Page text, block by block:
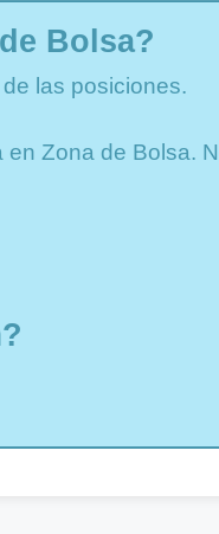
Bolsa?
las posiciones.
Zona de Bolsa.